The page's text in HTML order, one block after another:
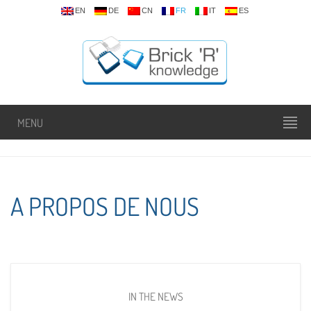
EN DE CN FR IT ES
MENU
A PROPOS DE NOUS
IN THE NEWS